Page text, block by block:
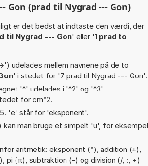
Gon (prad til Nygrad --- Gon)
er det bedst at indtaste den værdi, der
til Nygrad --- Gon' eller '1 prad to
udelades mellem navnene på de to
' i stedet for '7 prad til Nygrad --- Gon'.
'^' udelades i '^2' og '^3'.
for cm^2.
'e' står for 'eksponent'.
man bruge et simpelt 'u', for eksempel
aritmetik: eksponent (^), addition (+),
pi (π), subtraktion (-) og division (/, :, ÷)